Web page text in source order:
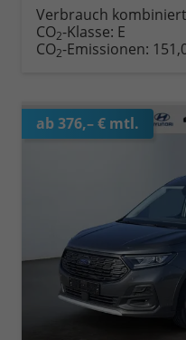
Verbrauch
CO2-Klasse: E
CO2-Emissionen:
ab 376,– € mtl.